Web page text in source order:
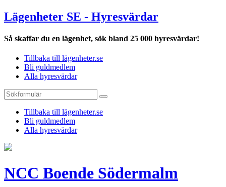
Lägenheter SE - Hyresvärdar
Så skaffar du en lägenhet, sök bland 25 000 hyresvärdar!
Tillbaka till lägenheter.se
Bli guldmedlem
Alla hyresvärdar
Tillbaka till lägenheter.se
Bli guldmedlem
Alla hyresvärdar
NCC Boende Södermalm